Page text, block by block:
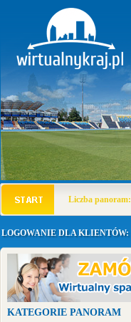
Liczba panoram:
LOGOWANIE DLA KLIENTÓW:
KATEGORIE PANORAM